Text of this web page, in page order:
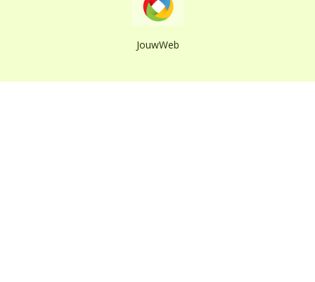
JouwWeb